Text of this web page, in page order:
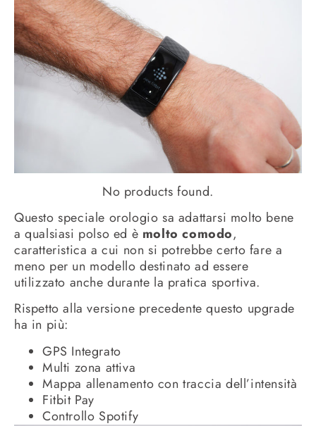
No products found.
Questo speciale orologio sa adattarsi molto bene
a qualsiasi polso ed è molto comodo,
caratteristica a cui non si potrebbe certo fare a
meno per un modello destinato ad essere
utilizzato anche durante la pratica sportiva.
Rispetto alla versione precedente questo upgrade
ha in più:
GPS Integrato
Multi zona attiva
Mappa allenamento con traccia dell’intensità
Fitbit Pay
Controllo Spotify